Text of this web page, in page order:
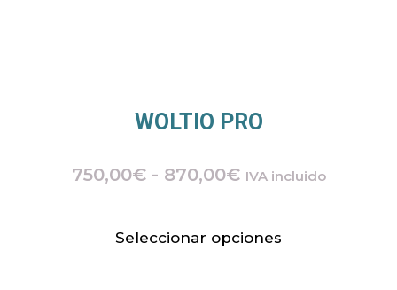
WOLTIO PRO
750,00€ - 870,00€ IVA incluido
Seleccionar opciones